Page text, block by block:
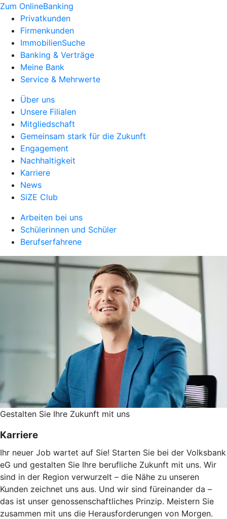
Zum OnlineBanking
Privatkunden
Firmenkunden
ImmobilienSuche
Banking & Verträge
Meine Bank
Service & Mehrwerte
Über uns
Unsere Filialen
Mitgliedschaft
Gemeinsam stark für die Zukunft
Engagement
Nachhaltigkeit
Karriere
News
SiZE Club
Arbeiten bei uns
Schülerinnen und Schüler
Berufserfahrene
Gestalten Sie ­Ihre Zukunft mit uns
Karriere
Ihr neuer Job wartet auf Sie! Starten Sie bei der Volksbank
eG und gestalten Sie Ihre berufliche Zukunft mit uns. Wir
sind in der Region verwurzelt – die Nähe zu unseren
Kunden zeichnet uns aus. Und wir sind füreinander da –
das ist unser genossenschaftliches Prinzip. Meistern Sie
zusammen mit uns die Herausforderungen von Morgen.